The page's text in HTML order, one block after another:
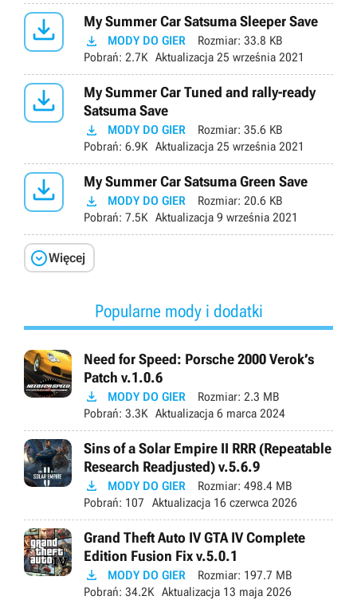
 My Summer Car Satsuma Sleeper Save
 MODY DO GIER Rozmiar: 33.8 KB
Pobrań: 2.7K Aktualizacja 25 września 2021

My Summer Car Tuned and rally-ready
Satsuma Save
 MODY DO GIER Rozmiar: 35.6 KB
Pobrań: 6.9K Aktualizacja 25 września 2021
 My Summer Car Satsuma Green Save
 MODY DO GIER Rozmiar: 20.6 KB
Pobrań: 7.5K Aktualizacja 9 września 2021
Więcej
Popularne mody i dodatki
Need for Speed: Porsche 2000 Verok’s
Patch v.1.0.6
 MODY DO GIER Rozmiar: 2.3 MB
Pobrań: 3.3K Aktualizacja 6 marca 2024
Sins of a Solar Empire II RRR (Repeatable
Research Readjusted) v.5.6.9
 MODY DO GIER Rozmiar: 498.4 MB
Pobrań: 107 Aktualizacja 16 czerwca 2026
Grand Theft Auto IV GTA IV Complete
Edition Fusion Fix v.5.0.1
 MODY DO GIER Rozmiar: 197.7 MB
Pobrań: 34.2K Aktualizacja 13 maja 2026